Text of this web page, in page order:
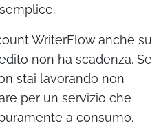
WriterFlow anche su
non ha scadenza. Se
stai lavorando non
per un servizio che
a consumo.